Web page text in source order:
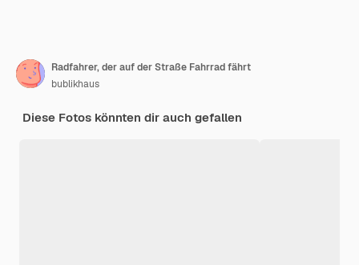
Radfahrer, der auf der Straße Fahrrad fährt
bublikhaus
Diese Fotos könnten dir auch gefallen